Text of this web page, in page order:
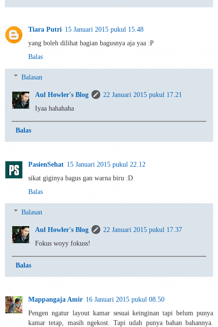
Tiara Putri 15 Januari 2015 pukul 15.48
yang boleh dilihat bagian bagusnya aja yaa :P
Balas
Balasan
Aul Howler's Blog
22 Januari 2015 pukul 17.21
Iyaa hahahaha
Balas
PasienSehat 15 Januari 2015 pukul 22.12
sikat giginya bagus gan warna biru :D
Balas
Balasan
Aul Howler's Blog
22 Januari 2015 pukul 17.37
Fokus woyy fokuss!
Balas
Mappangaja Amir 16 Januari 2015 pukul 08.50
Pengen ngatur layout kamar sesuai keinginan tapi belum punya
kamar tetap, masih ngekost. Tapi udah punya bahan bahannya.